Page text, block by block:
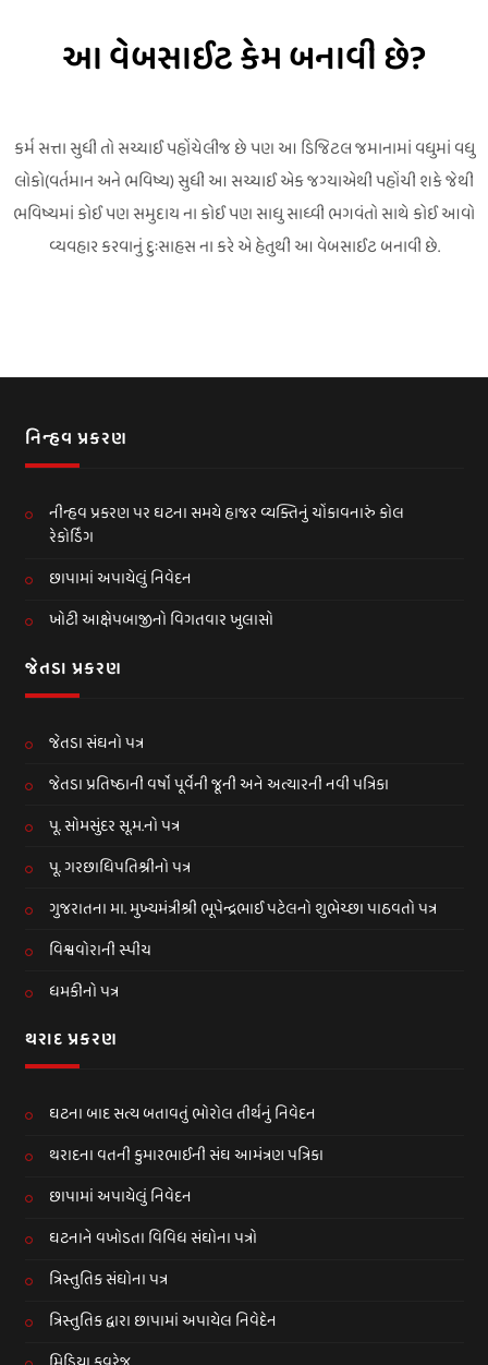
આ વેબસાઈટ કેમ બનાવી છે?
કર્મ સત્તા સુધી તો સચ્ચાઈ પહોંચેલીજ છે પણ આ ડિજિટલ જમાનામાં વધુમાં વધુ
લોકો(વર્તમાન અને ભવિષ્ય) સુધી આ સચ્ચાઈ એક જગ્યાએથી પહોંચી શકે જેથી
ભવિષ્યમાં કોઈ પણ સમુદાય ના કોઈ પણ સાધુ સાધ્વી ભગવંતો સાથે કોઈ આવો
વ્યવહાર કરવાનું દુઃસાહસ ના કરે એ હેતુથી આ વેબસાઈટ બનાવી છે.
નિન્હવ પ્રકરણ
નીન્હવ પ્રકરણ પર ઘટના સમયે હાજર વ્યક્તિનું ચોંકાવનારું કોલ
રેકોર્ડિંગ
છાપામાં અપાયેલું નિવેદન
ખોટી આક્ષેપબાજીનો વિગતવાર ખુલાસો
જેતડા પ્રકરણ
જેતડા સંઘનો પત્ર
જેતડા પ્રતિષ્ઠાની વર્ષો પૂર્વેની જૂની અને અત્યારની નવી પત્રિકા
પૂ. સોમસુંદર સૂ.મ.નો પત્ર
પૂ. ગરછાધિપતિશ્રીનો પત્ર
ગુજરાતના મા. મુખ્યમંત્રીશ્રી ભૂપેન્દ્રભાઈ પટેલનો શુભેચ્છા પાઠવતો પત્ર
વિશ્વવોરાની સ્પીચ
ધમકીનો પત્ર
થરાદ પ્રકરણ
ઘટના બાદ સત્ય બતાવતું ભોરોલ તીર્થનું નિવેદન
થરાદના વતની કુમારભાઈની સંઘ આમંત્રણ પત્રિકા
છાપામાં અપાયેલું નિવેદન
ઘટનાને વખોડતા વિવિધ સંઘોના પત્રો
ત્રિસ્તુતિક સંઘોના પત્ર
ત્રિસ્તુતિક દ્વારા છાપામાં અપાયેલ નિવેદેન